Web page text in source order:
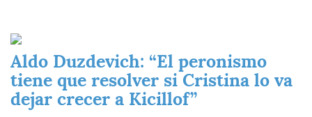
Imagen
Aldo Duzdevich: “El peronismo
tiene que resolver si Cristina lo va
dejar crecer a Kicillof”